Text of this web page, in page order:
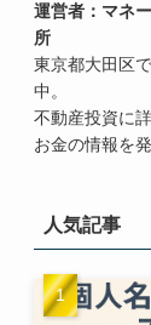
運営者：マネ
所
東京都大田区
中。
不動産投資に
お金の情報を
人気記事